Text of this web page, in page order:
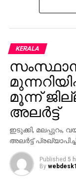
KERALA
മൂന്ന്
അലര്‍ട്ട്
ഇടുക്കി, മലപ്പുറം,
അലര്‍ട്ട്
Published 5
By